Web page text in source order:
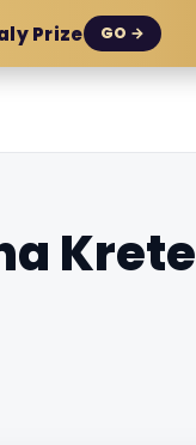
Prize GO →
Krete